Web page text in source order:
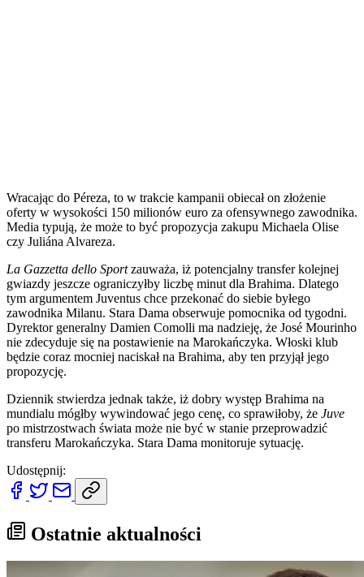
Wracając do Péreza, to w trakcie kampanii obiecał on złożenie
oferty w wysokości 150 milionów euro za ofensywnego zawodnika.
Media typują, że może to być propozycja zakupu Michaela Olise
czy Juliána Alvareza.
La Gazzetta dello Sportzauważa, iż potencjalny transfer kolejnej
gwiazdy jeszcze ograniczyłby liczbę minut dla Brahima. Dlatego
tym argumentem Juventus chce przekonać do siebie byłego
zawodnika Milanu. Stara Dama obserwuje pomocnika od tygodni.
Dyrektor generalny Damien Comolli ma nadzieję, że José Mourinho
nie zdecyduje się na postawienie na Marokańczyka. Włoski klub
będzie coraz mocniej naciskał na Brahima, aby ten przyjął jego
propozycję.
Dziennik stwierdza jednak także, iż dobry występ Brahima na
mundialu mógłby wywindować jego cenę, co sprawiłoby, że Juve
po mistrzostwach świata może nie być w stanie przeprowadzić
transferu Marokańczyka. Stara Dama monitoruje sytuację.
Udostępnij:
Ostatnie aktualności